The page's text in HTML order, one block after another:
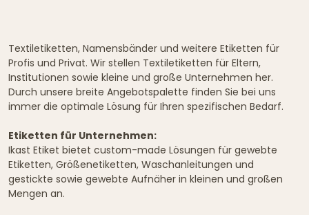
Textiletiketten, Namensbänder und weitere Etiketten für
Profis und Privat. Wir stellen Textiletiketten für Eltern,
Institutionen sowie kleine und große Unternehmen her.
Durch unsere breite Angebotspalette finden Sie bei uns
immer die optimale Lösung für Ihren spezifischen Bedarf.
Etiketten für Unternehmen:
Ikast Etiket bietet custom-made Lösungen für gewebte
Etiketten, Größenetiketten, Waschanleitungen und
gestickte sowie gewebte Aufnäher in kleinen und großen
Mengen an.